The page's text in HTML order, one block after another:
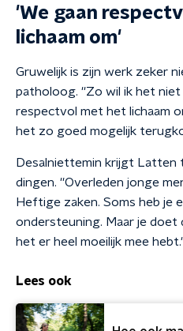
'We gaan
lichaam om'
Gruwelijk is zijn werk zeker
patholoog. ''Zo wil ik het niet
respectvol met het lichaam
het zo goed mogelijk
Desalniettemin krijgt Latten
dingen. ''Overleden jonge
Heftige zaken. Soms heb je
ondersteuning. Maar je doet
het er heel moeilijk mee
Lees ook